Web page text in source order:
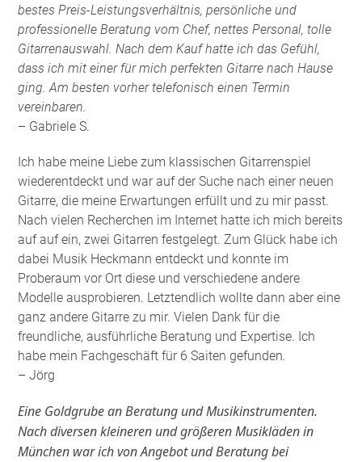
bestes Preis-Leistungsverhältnis, persönliche und
professionelle Beratung vom Chef, nettes Personal, tolle
Gitarrenauswahl. Nach dem Kauf hatte ich das Gefühl,
dass ich mit einer für mich perfekten Gitarre nach Hause
ging. Am besten vorher telefonisch einen Termin
vereinbaren.
– Gabriele S.
Ich habe meine Liebe zum klassischen Gitarrenspiel
wiederentdeckt und war auf der Suche nach einer neuen
Gitarre, die meine Erwartungen erfüllt und zu mir passt.
Nach vielen Recherchen im Internet hatte ich mich bereits
auf auf ein, zwei Gitarren festgelegt. Zum Glück habe ich
dabei Musik Heckmann entdeckt und konnte im
Proberaum vor Ort diese und verschiedene andere
Modelle ausprobieren. Letztendlich wollte dann aber eine
ganz andere Gitarre zu mir. Vielen Dank für die
freundliche, ausführliche Beratung und Expertise. Ich
habe mein Fachgeschäft für 6 Saiten gefunden.
– Jörg
Eine Goldgrube an Beratung und Musikinstrumenten.
Nach diversen kleineren und größeren Musikläden in
München war ich von Angebot und Beratung bei